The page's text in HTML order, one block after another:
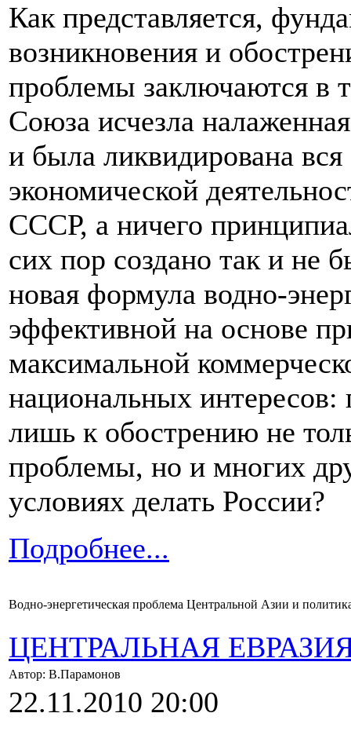
Как представляется,
возникновения и
проблемы заключаются в
Союза исчезла
и была ликвидирована
экономической
СССР, а ничего
сих пор создано так и не
новая формула водно-
эффективной на основе
максимальной
национальных
лишь к обострению не
проблемы, но и многих
условиях делать России?
Подробнее...
Водно-энергетическая проблема Центральной Азии и
ЦЕНТРАЛЬНАЯ
Автор: В.Парамонов
22.11.2010 20:00